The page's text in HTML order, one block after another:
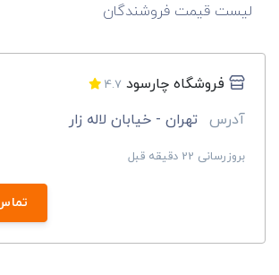
لیست قیمت فروشندگان
فروشگاه چارسود 4.7
آدرس تهران - خیابان لاله زار
بروزرسانی 22 دقیقه قبل